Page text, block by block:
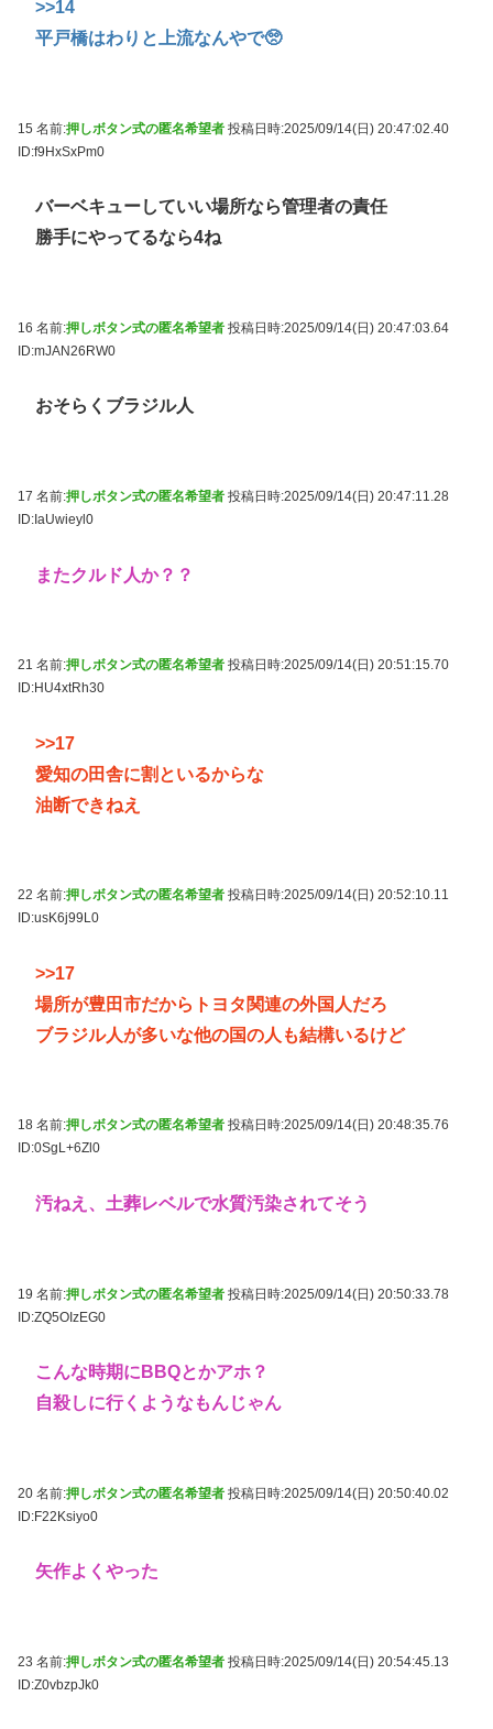
>>14
平戸橋はわりと上流なんやで🥺
15 名前:押しボタン式の匿名希望者 投稿日時:2025/09/14(日) 20:47:02.40
ID:f9HxSxPm0
バーベキューしていい場所なら管理者の責任
勝手にやってるなら4ね
16 名前:押しボタン式の匿名希望者 投稿日時:2025/09/14(日) 20:47:03.64
ID:mJAN26RW0
おそらくブラジル人
17 名前:押しボタン式の匿名希望者 投稿日時:2025/09/14(日) 20:47:11.28
ID:IaUwieyl0
またクルド人か？？
21 名前:押しボタン式の匿名希望者 投稿日時:2025/09/14(日) 20:51:15.70
ID:HU4xtRh30
>>17
愛知の田舎に割といるからな
油断できねえ
22 名前:押しボタン式の匿名希望者 投稿日時:2025/09/14(日) 20:52:10.11
ID:usK6j99L0
>>17
場所が豊田市だからトヨタ関連の外国人だろ
ブラジル人が多いな他の国の人も結構いるけど
18 名前:押しボタン式の匿名希望者 投稿日時:2025/09/14(日) 20:48:35.76
ID:0SgL+6Zl0
汚ねえ、土葬レベルで水質汚染されてそう
19 名前:押しボタン式の匿名希望者 投稿日時:2025/09/14(日) 20:50:33.78
ID:ZQ5OIzEG0
こんな時期にBBQとかアホ？
自殺しに行くようなもんじゃん
20 名前:押しボタン式の匿名希望者 投稿日時:2025/09/14(日) 20:50:40.02
ID:F22Ksiyo0
矢作よくやった
23 名前:押しボタン式の匿名希望者 投稿日時:2025/09/14(日) 20:54:45.13
ID:Z0vbzpJk0